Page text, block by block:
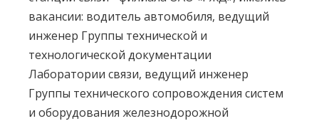
вакансии: водитель автомобиля, ведущий
инженер Группы технической и
технологической документации
Лаборатории связи, ведущий инженер
Группы технического сопровождения систем
и оборудования железнодорожной